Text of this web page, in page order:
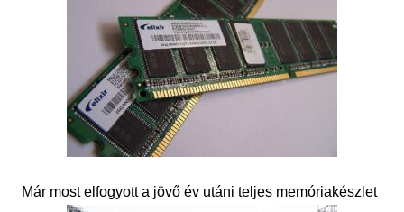
Már most elfogyott a jövő év utáni teljes memóriakészlet